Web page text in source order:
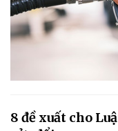
8 đề xuất cho